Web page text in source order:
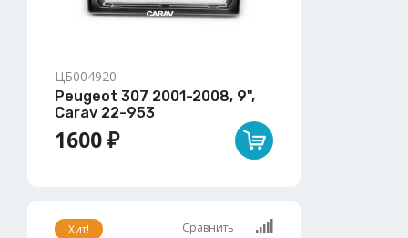
ЦБ004920
Peugeot 307 2001-2008, 9",
Carav 22-953
1600 ₽
Хит! Сравнить